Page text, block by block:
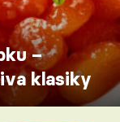
–
klasiky